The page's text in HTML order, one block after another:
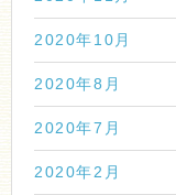
2020年10月
2020年8月
2020年7月
2020年2月